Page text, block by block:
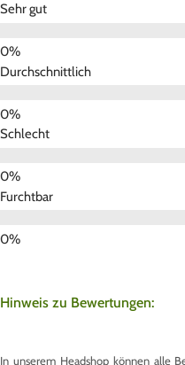
Sehr gut
Durchschnittlich
Schlecht
Furchtbar
Hinweis zu Bewertungen:
In unserem Headshop können alle